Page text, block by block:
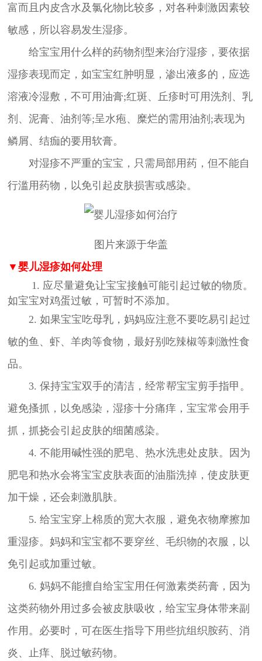
富而且内皮含水及氯化物比较多，对各种刺激因素较
敏感，所以容易发生湿疹。
给宝宝用什么样的药物剂型来治疗湿疹，要依据
湿疹表现而定，如宝宝红肿明显，渗出液多的，应选
溶液冷湿敷，不可用油膏;红斑、丘疹时可用洗剂、乳
剂、泥膏、油剂等;呈水疱、糜烂的需用油剂;表现为
鳞屑、结痂的要用软膏。
对湿疹不严重的宝宝，只需局部用药，但不能自
行滥用药物，以免引起皮肤损害或感染。
图片来源于华盖
▼婴儿湿疹如何处理
1. 应尽量避免让宝宝接触可能引起过敏的物质。
如宝宝对鸡蛋过敏，可暂时不添加。
2. 如果宝宝吃母乳，妈妈应注意不要吃易引起过
敏的鱼、虾、羊肉等食物，最好别吃辣椒等刺激性食
品。
3. 保持宝宝双手的清洁，经常帮宝宝剪手指甲。
避免搔抓，以免感染，湿疹十分痛痒，宝宝常会用手
抓，抓挠会引起皮肤的细菌感染。
4. 不能用碱性强的肥皂、热水洗患处皮肤。因为
肥皂和热水会将宝宝皮肤表面的油脂洗掉，使皮肤更
加干燥，还会刺激肌肤。
5. 给宝宝穿上棉质的宽大衣服，避免衣物摩擦加
重湿疹。妈妈和宝宝都不要穿丝、毛织物的衣服，以
免引起或加重过敏。
6. 妈妈不能擅自给宝宝用任何激素类药膏，因为
这类药物外用过多会被皮肤吸收，给宝宝身体带来副
作用。必要时，可在医生指导下用些抗组织胺药、消
炎、止痒、脱过敏药物。